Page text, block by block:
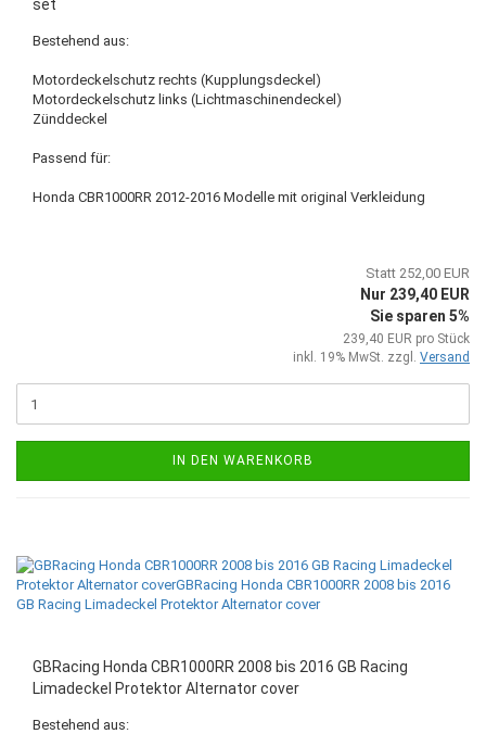
set
Bestehend aus:
Motordeckelschutz rechts (Kupplungsdeckel)
Motordeckelschutz links (Lichtmaschinendeckel)
Zünddeckel
Passend für:
Honda CBR1000RR 2012-2016 Modelle mit original Verkleidung
Statt 252,00 EUR
Nur 239,40 EUR
Sie sparen 5%
239,40 EUR pro Stück
inkl. 19% MwSt. zzgl. Versand
IN DEN WARENKORB
GBRacing Honda CBR1000RR 2008 bis 2016 GB Racing
Limadeckel Protektor Alternator cover
Bestehend aus: